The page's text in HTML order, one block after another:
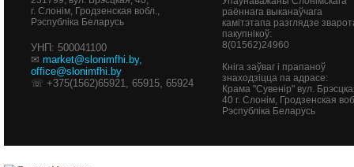
г. Слонім, Гродзенская вобл.,
Рэспубліка Беларусь
УНП: 500041100
✉ market@slonimfhi.by,
office@slonimfhi.by
☏ +375(1562)65921, 65915, 65924
раённага выканаўчага
камітэтапа разглядзе
пакупнікоў:
8(01562)24960
Кніга заўваг і прапаноў
знаходзіцца па адрасе:
Крама "Сувенір" вул.
40 г. Слонім, Гродзенская
Рэспубліка Беларусь